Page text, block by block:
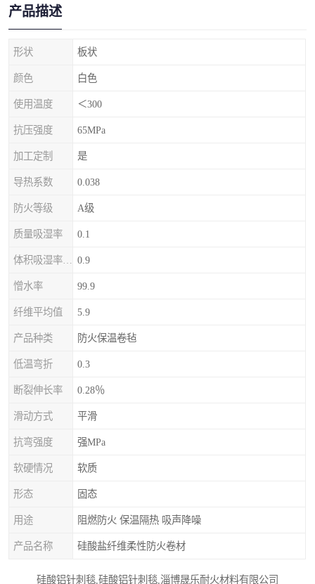
产品描述
形状 板状
颜色 白色
使用温度 ＜300
抗压强度 65MPa
加工定制 是
导热系数 0.038
防火等级 A级
质量吸湿率 0.1
0.9
憎水率 99.9
纤维平均值 5.9
产品种类 防火保温卷毡
低温弯折 0.3
断裂伸长率 0.28％
滑动方式 平滑
抗弯强度 强MPa
软硬情况 软质
形态 固态
用途 阻燃防火 保温隔热 吸声降噪
产品名称 硅酸盐纤维柔性防火卷材
硅酸铝针刺毯,硅酸铝针刺毯,淄博晟乐耐火材料有限公司